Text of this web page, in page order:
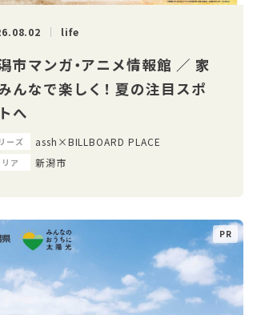
life
市マンガ・アニメ情報館 ／ 家
んなで楽しく！ 夏の注目スポ
へ
ーズ assh×BILLBOARD PLACE
ア 新潟市